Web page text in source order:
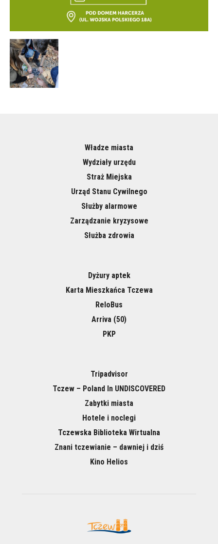
Władze miasta
Wydziały urzędu
Straż Miejska
Urząd Stanu Cywilnego
Służby alarmowe
Zarządzanie kryzysowe
Służba zdrowia
Dyżury aptek
Karta Mieszkańca Tczewa
ReloBus
Arriva (50)
PKP
Tripadvisor
Tczew – Poland In UNDISCOVERED
Zabytki miasta
Hotele i noclegi
Tczewska Biblioteka Wirtualna
Znani tczewianie – dawniej i dziś
Kino Helios